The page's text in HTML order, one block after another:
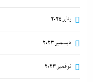
يناير 2024
ديسمبر 2023
نوفمبر 2023